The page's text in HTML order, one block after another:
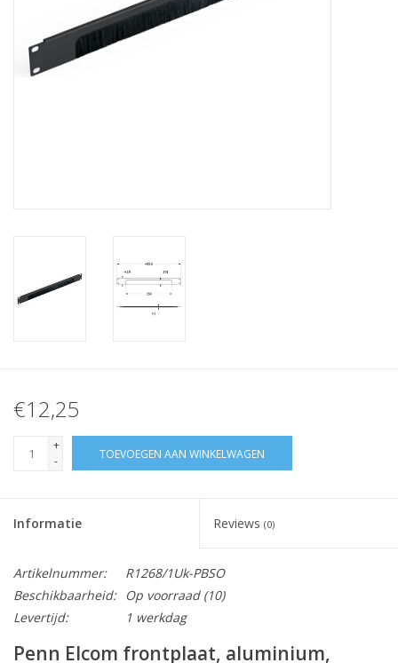
Kooimoeren
€12,25
+
-
TOEVOEGEN AAN WINKELWAGEN
Informatie Reviews (0)
Artikelnummer:
R1268/1Uk-PBSO
Beschikbaarheid:
Op voorraad(10)
Levertijd:
1 werkdag
Penn Elcom frontplaat, aluminium,